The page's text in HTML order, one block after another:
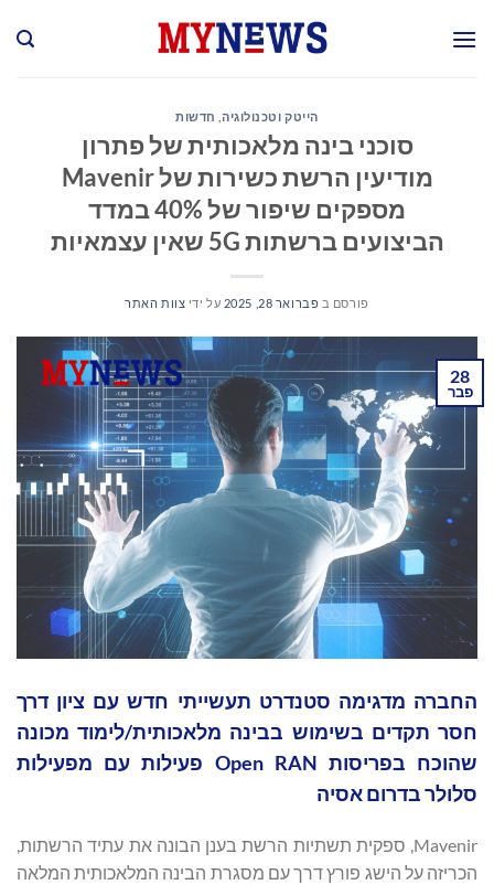
הייטק וטכנולוגיה חדשות
סוכני בינה מלאכותית של פתרון
מודיעין הרשת כשירות של Mavenir
מספקים שיפור של 40% במדד
הביצועים ברשתות 5G שאין עצמאיות
פורסם ב פברואר 28, 2025 על ידי צוות האתר
28
פבר
החברה מדגימה סטנדרט תעשייתי חדש עם ציון דרך
חסר תקדים בשימוש בבינה מלאכותית/לימוד מכונה
שהוכח בפריסות Open RAN פעילות עם מפעילות
סלולר בדרום אסיה
Mavenir, ספקית תשתיות הרשת בענן הבונה את עתיד הרשתות,
הכריזה על הישג פורץ דרך עם מסגרת הבינה המלאכותית המלאה